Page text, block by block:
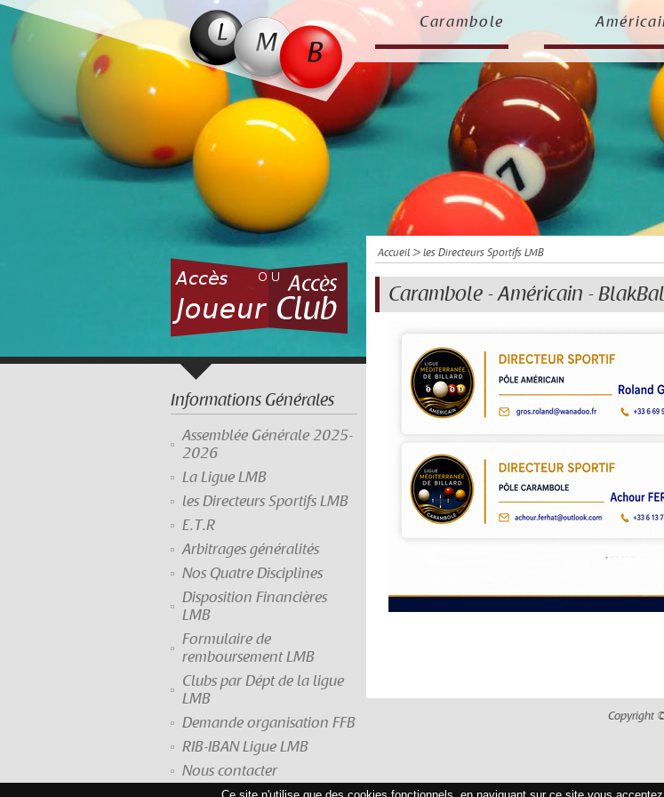
Carambole
Informations Générales
Assemblée Générale 2025-
2026
La Ligue LMB
les Directeurs Sportifs LMB
E.T.R
Arbitrages généralités
Nos Quatre Disciplines
Disposition Financières
LMB
Formulaire de
remboursement LMB
Clubs par Dépt de la ligue
LMB
Demande organisation FFB
RIB-IBAN Ligue LMB
Nous contacter
Accueil > les Directeurs Sportifs LMB
Carambole - Américain -
Copyright